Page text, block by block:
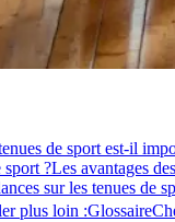
de sport est-il
sport ?Les avantages
sur les tenues de
plus loin :Glossaire